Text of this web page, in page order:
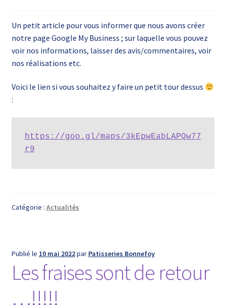
Un petit article pour vous informer que nous avons créer
notre page Google My Business ; sur laquelle vous pouvez
voir nos informations, laisser des avis/commentaires, voir
nos réalisations etc.
Voici le lien si vous souhaitez y faire un petit tour dessus
:
https://goo.gl/maps/3kEpwEabLAPQw77
r9
Catégorie : Actualités
Publié le 10 mai 2022par Patisseries Bonnefoy
Les fraises sont de retour
…!!!!!